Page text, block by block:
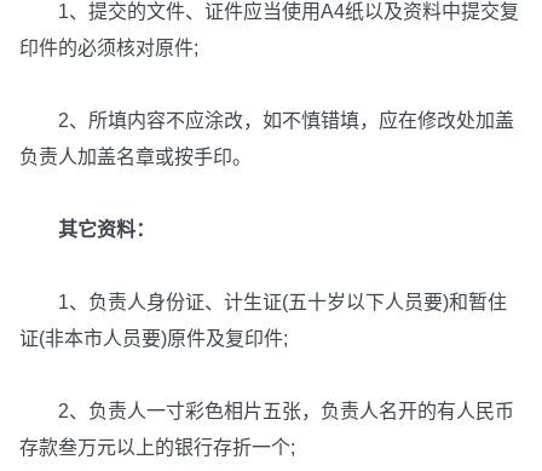
1、提交的文件、证件应当使用A4纸以及资料中提交复
印件的必须核对原件;
2、所填内容不应涂改，如不慎错填，应在修改处加盖
负责人加盖名章或按手印。
其它资料：
1、负责人身份证、计生证(五十岁以下人员要)和暂住
证(非本市人员要)原件及复印件;
2、负责人一寸彩色相片五张，负责人名开的有人民币
存款叁万元以上的银行存折一个;